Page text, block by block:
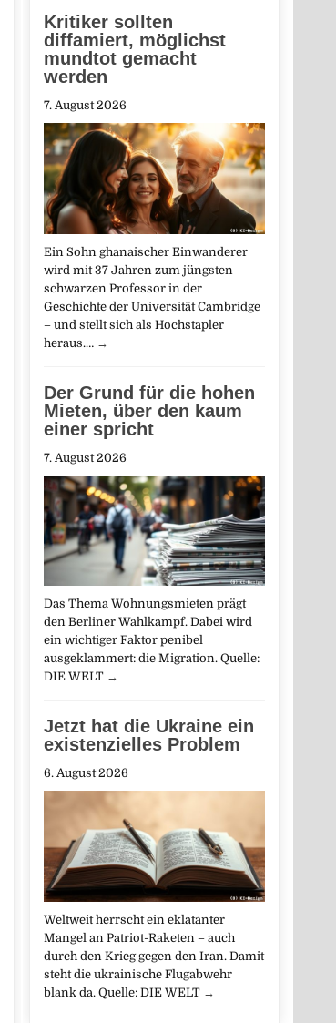
Kritiker sollten
diffamiert, möglichst
mundtot gemacht
werden
7. August 2026
Ein Sohn ghanaischer Einwanderer
wird mit 37 Jahren zum jüngsten
schwarzen Professor in der
Geschichte der Universität Cambridge
– und stellt sich als Hochstapler
heraus.… →
Der Grund für die hohen
Mieten, über den kaum
einer spricht
7. August 2026
Das Thema Wohnungsmieten prägt
den Berliner Wahlkampf. Dabei wird
ein wichtiger Faktor penibel
ausgeklammert: die Migration. Quelle:
DIE WELT →
Jetzt hat die Ukraine ein
existenzielles Problem
6. August 2026
Weltweit herrscht ein eklatanter
Mangel an Patriot-Raketen – auch
durch den Krieg gegen den Iran. Damit
steht die ukrainische Flugabwehr
blank da. Quelle: DIE WELT →